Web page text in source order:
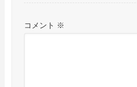
コメント ※